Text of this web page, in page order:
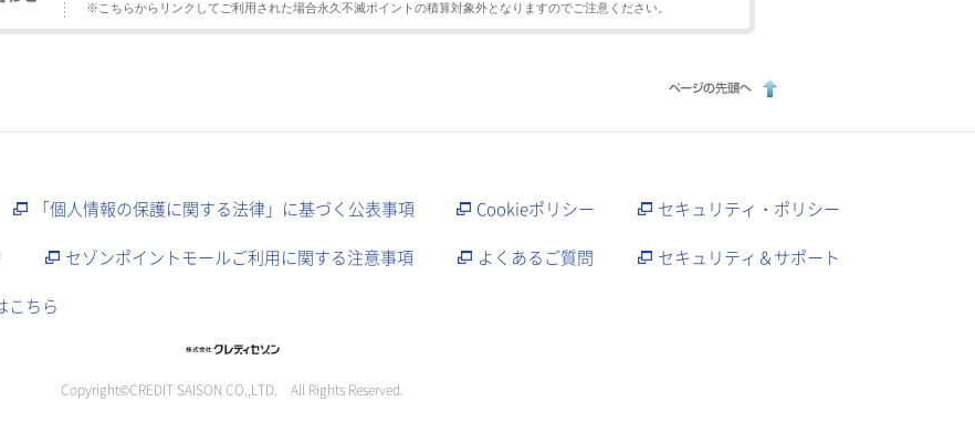
※こちらからリンクしてご利用された場合永久不滅ポイントの積算対象外となりますのでご注意ください。
「個人情報の保護に関する法律」に基づく公表事項 Cookieポリシー
セキュリティ・ポリシー
セゾンポイントモールご利用に関する注意事項 よくあるご質問
セキュリティ＆サポート
こちら
Copyright©CREDIT SAISON CO.,LTD. All Rights Reserved.